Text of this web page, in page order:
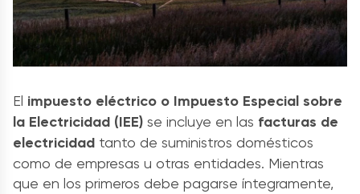
El impuesto eléctrico o Impuesto Especial sobre
la Electricidad (IEE) se incluye en las facturas de
electricidad tanto de suministros domésticos
como de empresas u otras entidades. Mientras
que en los primeros debe pagarse íntegramente,